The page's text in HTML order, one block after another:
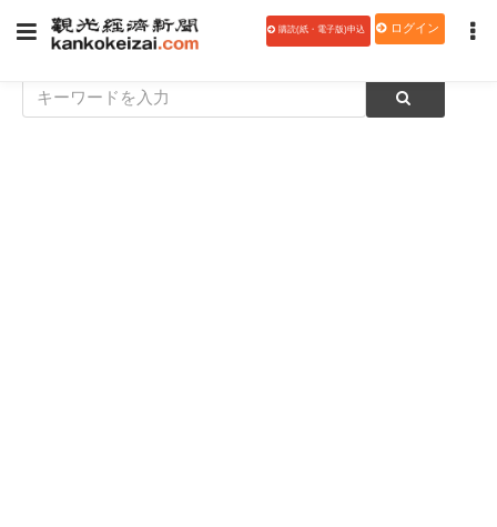
購読(紙・電子版)申込 ログイン